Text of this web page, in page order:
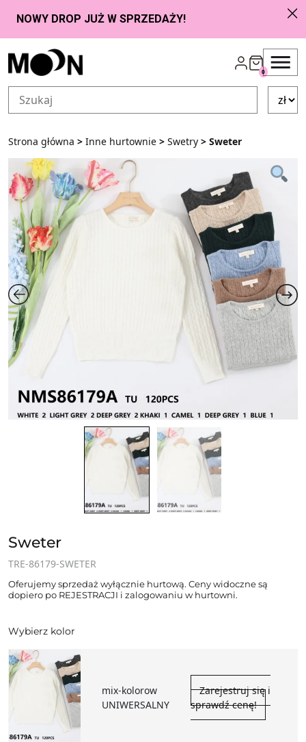
Przejdź do zawartości
0
Strona główna > Inne hurtownie > Swetry > Sweter
Sweter
TRE-86179-SWETER
Oferujemy sprzedaż wyłącznie hurtową. Ceny widoczne są
dopiero po REJESTRACJI i zalogowaniu w hurtowni.
Wybierz kolor
mix-kolorow
UNIWERSALNY
Zarejestruj się i
sprawdź cenę!